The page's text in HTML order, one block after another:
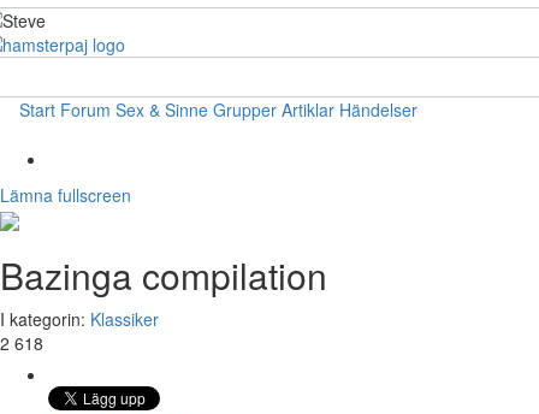
Start Forum Sex & Sinne Grupper Artiklar Händelser
Lämna fullscreen
Bazinga compilation
I kategorin: Klassiker
2 618